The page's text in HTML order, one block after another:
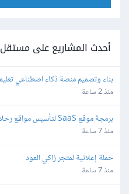
أحدث المشاريع على مستقل
Bubble.io
منذ 2 ساعة
برمجة موقع SaaS لتأسيس مواقع رحلات
منذ 7 ساعة
حملة إعلانية لمتجر زاكي العود
منذ 7 ساعة